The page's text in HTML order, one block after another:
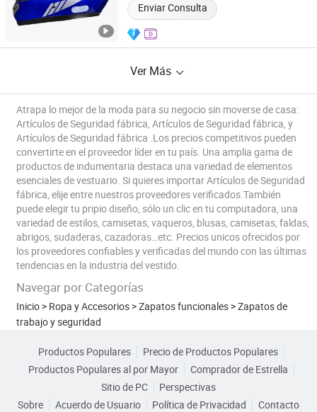
Enviar Consulta
Ver Más
Atrapa lo mejor de la moda para su negocio sin moverse de casa:
Artículos de Seguridad fábrica, Artículos de Seguridad fábrica, y
Artículos de Seguridad fábrica .Los precios competitivos pueden
convertirte en el proveedor líder en tu país. Una amplia gama de
productos de indumentaria destaca una variedad de elementos
esenciales de vestuario. Si quieres importar Artículos de Seguridad
fábrica, elije entre nuestros proveedores verificados.También
puede elegir tu pripio diseño, sólo un clic en tu computadora, una
variedad de estilos, camisetas, vaqueros, blusas, camisetas, faldas,
abrigos, sudaderas, cazadoras…etc. Precios unicos ofrecidos por
los proveedores confiables y verificadas del mundo con las últimas
tendencias en la industria del vestido.
Navegar por Categorías
Inicio > Ropa y Accesorios >Zapatos funcionales >Zapatos de
trabajo y seguridad
Productos Populares
Precio de Productos Populares
Productos Populares al por Mayor
Comprador de Estrella
Sitio de PC
Perspectivas
Sobre
Acuerdo de Usuario Política de Privacidad Contacto